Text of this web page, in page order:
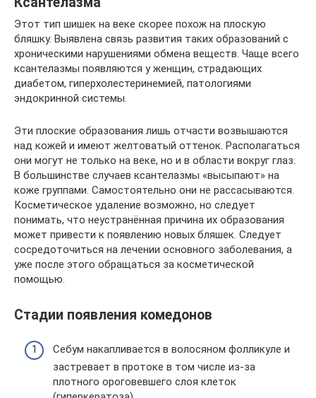
Этот тип шишек на веке скорее похож на плоскую
бляшку. Выявлена связь развития таких образований с
хроническими нарушениями обмена веществ. Чаще всего
ксантелазмы появляются у женщин, страдающих
диабетом, гиперхолестеринемией, патологиями
эндокринной системы.
Эти плоские образования лишь отчасти возвышаются
над кожей и имеют желтоватый оттенок. Располагаться
они могут не только на веке, но и в области вокруг глаз.
В большинстве случаев ксантелазмы «высыпают» на
коже группами. Самостоятельно они не рассасываются.
Косметическое удаление возможно, но следует
понимать, что неустранённая причина их образования
может привести к появлению новых бляшек. Следует
сосредоточиться на лечении основного заболевания, а
уже после этого обращаться за косметической
помощью.
Стадии появления комедонов
Себум накапливается в волосяном фолликуле и
застревает в протоке в том числе из-за
плотного ороговевшего слоя клеток